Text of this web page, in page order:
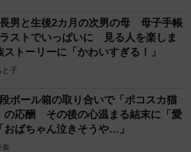
男と生後2カ月の次男の母 母子手帳
ストでいっぱいに 見る人を楽しま
ストーリーに「かわいすぎる！」
と子
ボール箱の取り合いで「ポコスカ猫
の応酬 その後の心温まる結末に「愛
おばちゃん泣きそうや…」
奈